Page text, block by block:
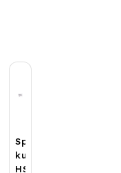
Spojovací
kus
HSK